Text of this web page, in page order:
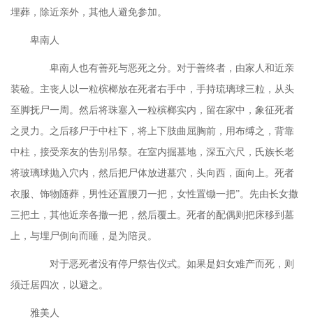
埋葬，除近亲外，其他人避免参加。
卑南人
卑南人也有善死与恶死之分。对于善终者，由家人和近亲
装硷。主丧人以一粒槟榔放在死者右手中，手持琉璃球三粒，从头
至脚抚尸一周。然后将珠塞入一粒槟榔实内，留在家中，象征死者
之灵力。之后移尸于中柱下，将上下肢曲屈胸前，用布缚之，背靠
中柱，接受亲友的告别吊祭。在室内掘墓地，深五六尺，氏族长老
将玻璃球抛入穴内，然后把尸体放进墓穴，头向西，面向上。死者
衣服、饰物随葬，男性还置腰刀一把，女性置锄一把”。先由长女撒
三把土，其他近亲各撤一把，然后覆土。死者的配偶则把床移到墓
上，与埋尸倒向而睡，是为陪灵。
对于恶死者没有停尸祭告仪式。如果是妇女难产而死，则
须迁居四次，以避之。
雅美人